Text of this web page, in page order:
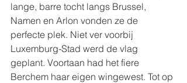
lange, barre tocht langs Brussel,
Namen en Arlon vonden ze de
perfecte plek. Niet ver voorbij
Luxemburg-Stad werd de vlag
geplant. Voortaan had het fiere
Berchem haar eigen wingewest. Tot op